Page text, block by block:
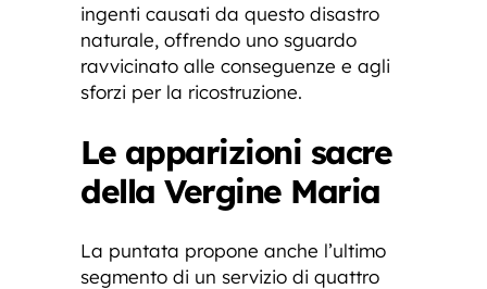
ingenti causati da questo disastro
naturale, offrendo uno sguardo
ravvicinato alle conseguenze e agli
sforzi per la ricostruzione.
Le apparizioni sacre
della Vergine Maria
La puntata propone anche l’ultimo
segmento di un servizio di quattro